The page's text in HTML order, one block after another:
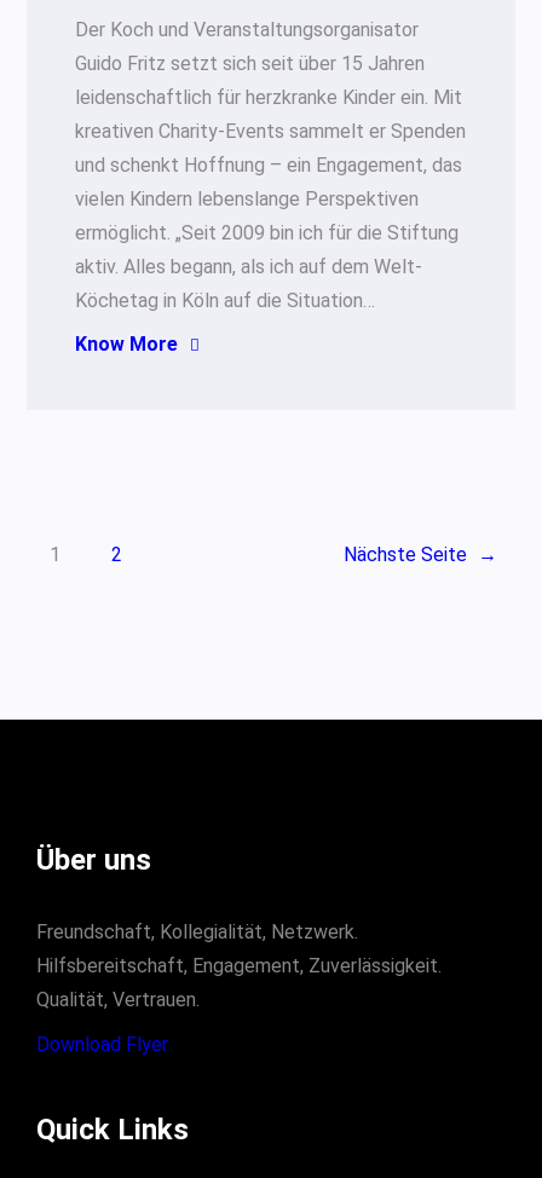
Der Koch und Veranstaltungsorganisator
Guido Fritz setzt sich seit über 15 Jahren
leidenschaftlich für herzkranke Kinder ein. Mit
kreativen Charity-Events sammelt er Spenden
und schenkt Hoffnung – ein Engagement, das
vielen Kindern lebenslange Perspektiven
ermöglicht. „Seit 2009 bin ich für die Stiftung
aktiv. Alles begann, als ich auf dem Welt-
Köchetag in Köln auf die Situation…
Know More
1 2 Nächste Seite →
Über uns
Freundschaft, Kollegialität, Netzwerk.
Hilfsbereitschaft, Engagement, Zuverlässigkeit.
Qualität, Vertrauen.
Download Flyer
Quick Links